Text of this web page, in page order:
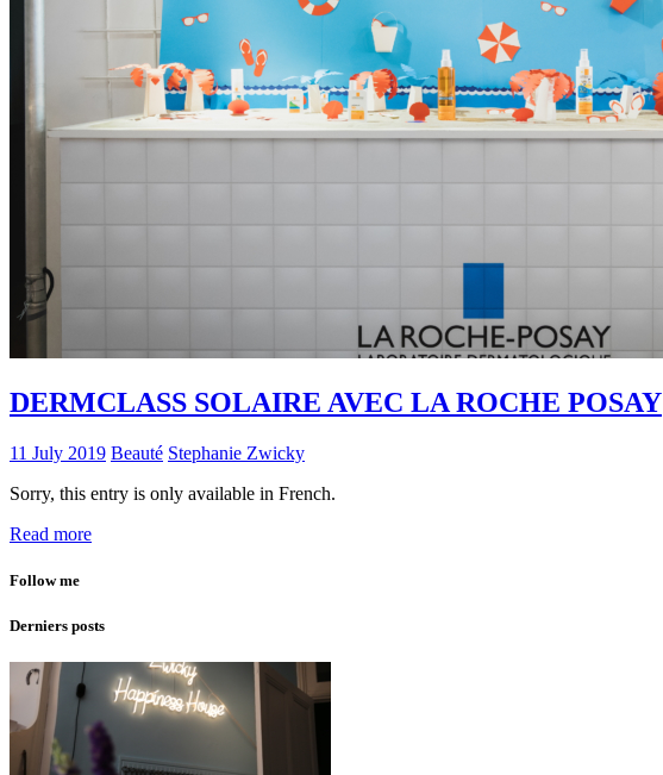
DERMCLASS SOLAIRE AVEC LA ROCHE POSAY
11 July 2019 Beauté Stephanie Zwicky
Sorry, this entry is only available in French.
Read more
Follow me
Derniers posts